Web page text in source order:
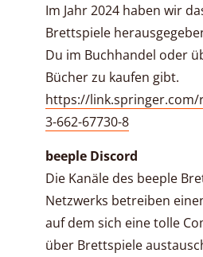
Im Jahr 2024 haben wir
Brettspiele
Du im Buchhandel oder
Bücher zu kaufen gibt.
https://link.springer.com/
3-662-67730-8
beeple Discord
Die Kanäle des beeple
Netzwerks betreiben
auf dem sich eine tolle
über Brettspiele